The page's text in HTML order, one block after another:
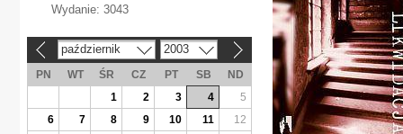
Wydanie: 3043
październik 2003
PN WT ŚR CZ PT SB
ND
1
2 3 4
5
6
7 8 9 10 11
12